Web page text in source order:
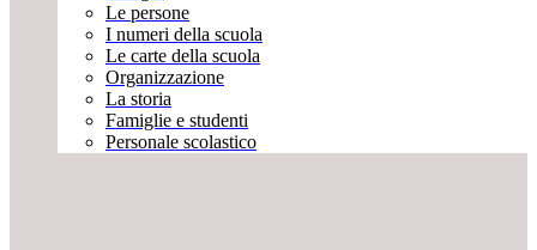
Le persone
I numeri della scuola
Le carte della scuola
Organizzazione
La storia
Famiglie e studenti
Personale scolastico